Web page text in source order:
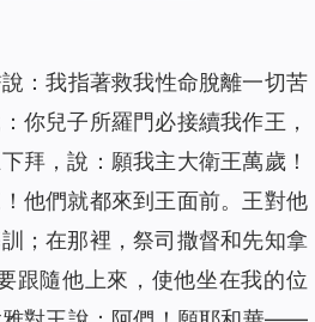
：我指著救我性命脫離一切苦
你兒子所羅門必接續我作王，
拜，說：願我主大衛王萬歲！
他們就都來到王面前。王對他
；在那裡，祭司撒督和先知拿
跟隨他上來，使他坐在我的位